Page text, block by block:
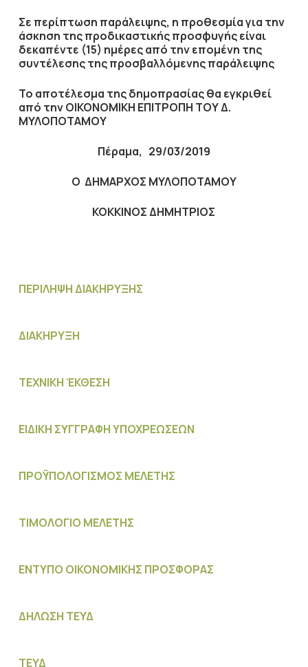
Σε περίπτωση παράλειψης, η προθεσμία για την
άσκηση της προδικαστικής προσφυγής είναι
δεκαπέντε (15) ημέρες από την επομένη της
συντέλεσης της προσβαλλόμενης παράλειψης
Το αποτέλεσμα της δημοπρασίας θα εγκριθεί
από την ΟΙΚΟΝΟΜΙΚΗ ΕΠΙΤΡΟΠΗ ΤΟΥ Δ.
ΜΥΛΟΠΟΤΑΜΟΥ
Πέραμα, 29/03/2019
Ο ΔΗΜΑΡΧΟΣ ΜΥΛΟΠΟΤΑΜΟΥ
ΚΟΚΚΙΝΟΣ ΔΗΜΗΤΡΙΟΣ
ΠΕΡΙΛΗΨΗ ΔΙΑΚΗΡΥΞΗΣ
ΔΙΑΚΗΡΥΞΗ
ΤΕΧΝΙΚΗ ΈΚΘΕΣΗ
ΕΙΔΙΚΗ ΣΥΓΓΡΑΦΗ ΥΠΟΧΡΕΩΣΕΩΝ
ΠΡΟΫΠΟΛΟΓΙΣΜΟΣ MΕΛΕΤΗΣ
ΤΙΜΟΛΟΓΙΟ ΜΕΛΕΤΗΣ
ΕΝΤΥΠΟ ΟΙΚΟΝΟΜΙΚΗΣ ΠΡΟΣΦΟΡΑΣ
ΔΗΛΩΣΗ ΤΕΥΔ
ΤΕΥΔ